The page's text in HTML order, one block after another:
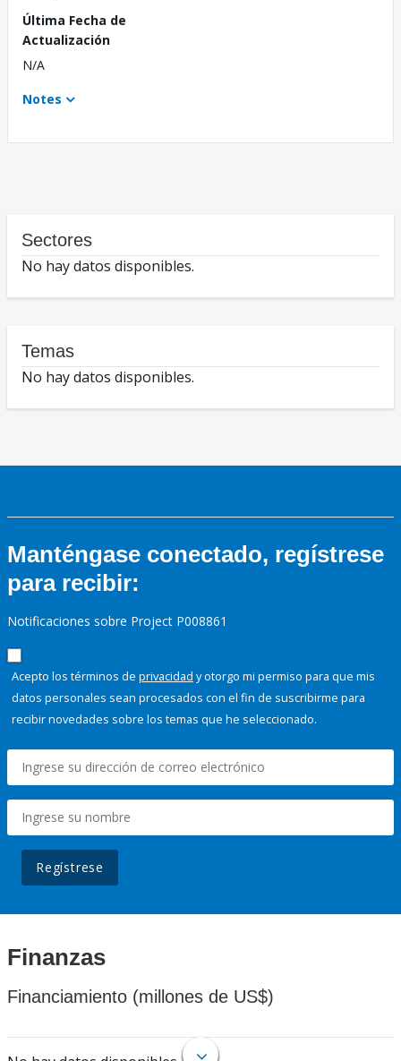
Última Fecha de
Actualización
N/A
Notes
Sectores
No hay datos disponibles.
Temas
No hay datos disponibles.
Manténgase conectado, regístrese
para recibir:
Notificaciones sobre Project P008861
Acepto los términos de privacidad y otorgo mi permiso para que mis
datos personales sean procesados con el fin de suscribirme para
recibir novedades sobre los temas que he seleccionado.
Regístrese
Finanzas
Financiamiento (millones de US$)